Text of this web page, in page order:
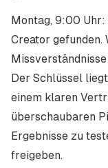
Montag, 9:00 Uhr:
Creator gefunden.
Der Schlüssel
einem klaren
überschaubaren
Ergebnisse zu
freigeben.